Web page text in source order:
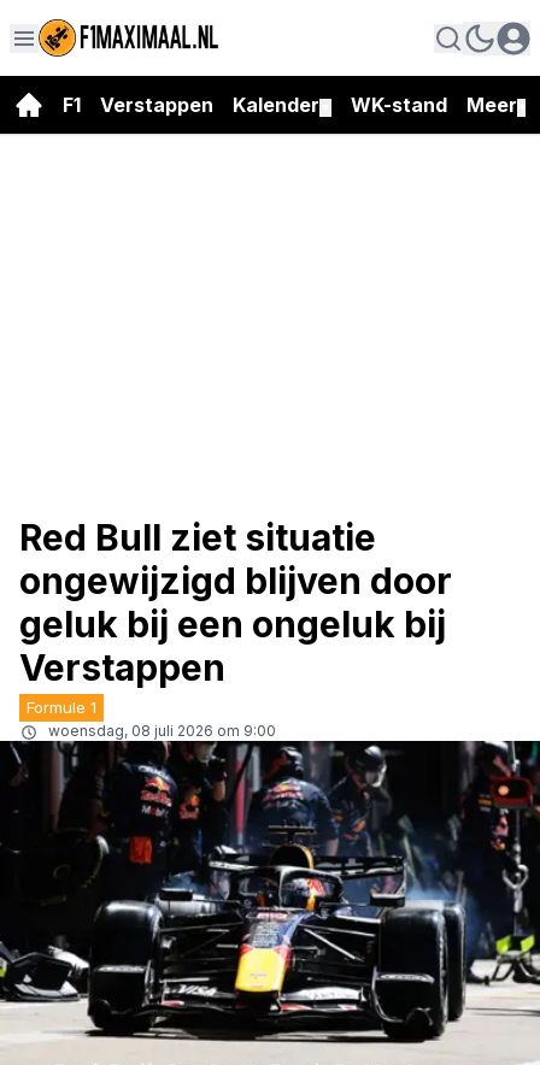
F1 Verstappen Kalender WK-stand Meer
Red Bull ziet situatie
ongewijzigd blijven door
geluk bij een ongeluk bij
Verstappen
Formule 1
woensdag, 08 juli 2026 om 9:00